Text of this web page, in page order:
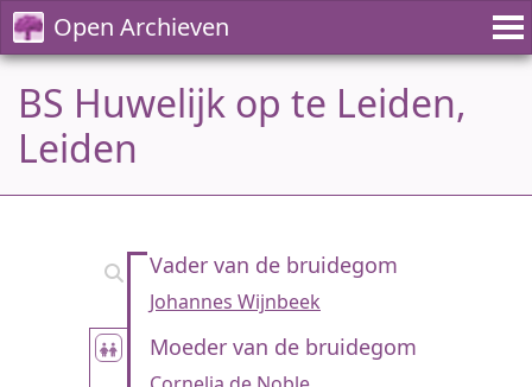
Open Archieven
BS Huwelijk op te Leiden,
Leiden
Vader van de bruidegom
Johannes Wijnbeek
Moeder van de bruidegom